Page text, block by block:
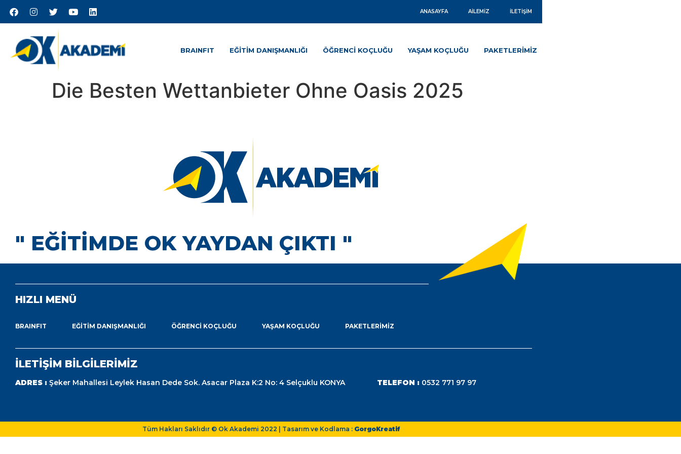
ANASAYFA AILEMIZ İLETIŞIM
BRAINFIT EĞITIM DANIŞMANLIĞI ÖĞRENCI KOÇLUĞU YAŞAM KOÇLUĞU PAKETLERIMIZ
Die Besten Wettanbieter Ohne Oasis 2025
" EĞİTİMDE OK YAYDAN ÇIKTI "
HIZLI MENÜ
BRAINFIT EĞITIM DANIŞMANLIĞI ÖĞRENCI KOÇLUĞU YAŞAM KOÇLUĞU PAKETLERIMIZ
İLETİŞİM BİLGİLERİMİZ
ADRES : Şeker Mahallesi Leylek Hasan Dede Sok. Asacar Plaza K:2 No: 4 Selçuklu KONYA TELEFON : 0532 771 97 97
Tüm Hakları Saklıdır © Ok Akademi 2022 | Tasarım ve Kodlama : GorgoKreatif